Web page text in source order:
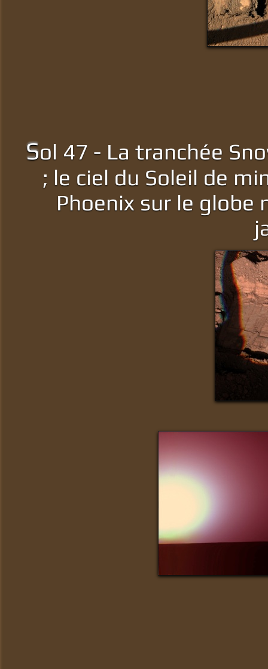
Sol 47 - La tranchée
; le ciel du Soleil de
Phoenix sur le globe